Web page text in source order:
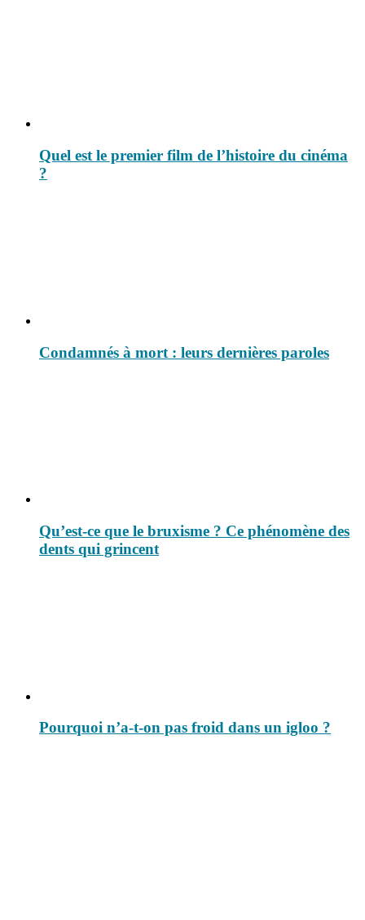
Quel est le premier film de l’histoire du cinéma
?
Condamnés à mort : leurs dernières paroles
Qu’est-ce que le bruxisme ? Ce phénomène des
dents qui grincent
Pourquoi n’a-t-on pas froid dans un igloo ?